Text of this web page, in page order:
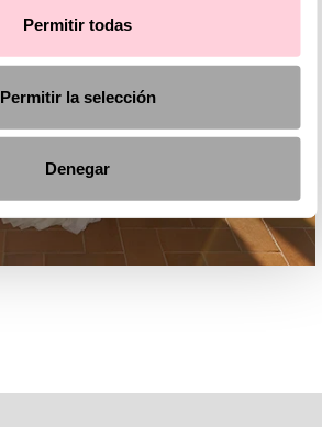
Permitir todas
Permitir la selección
Denegar